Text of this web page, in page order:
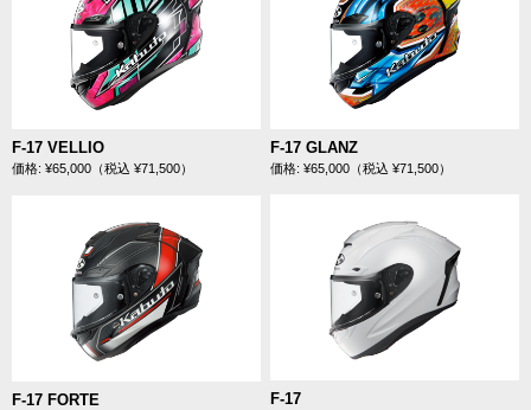
F-17 VELLIO
価格: ¥65,000（税込 ¥71,500）
F-17 GLANZ
価格: ¥65,000（税込 ¥71,500）
F-17 FORTE F-17